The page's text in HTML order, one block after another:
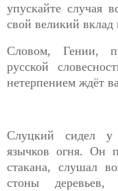
упускайте случая
свой великий вклад
Словом, Гении,
русской
нетерпением ждёт
Слуцкий сидел у
язычков огня. Он
стакана, слушал
стоны